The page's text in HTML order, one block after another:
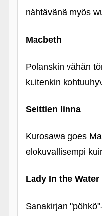
nähtävänä myös
Macbeth
Polanskin vähän
kuitenkin
Seittien linna
Kurosawa goes
elokuvallisempi
Lady In the Water
Sanakirjan